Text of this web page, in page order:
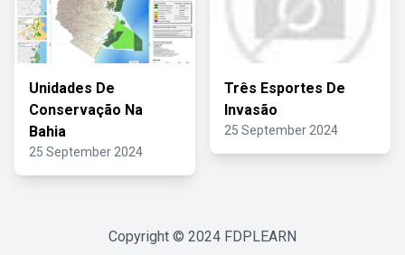
Unidades De
Conservação Na
Bahia
25 September 2024
Três Esportes De
Invasão
25 September 2024
Copyright © 2024 FDPLEARN